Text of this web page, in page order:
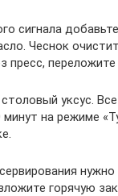
сигнала
Чеснок
пресс, переложите
уксус.
на режиме
горячую